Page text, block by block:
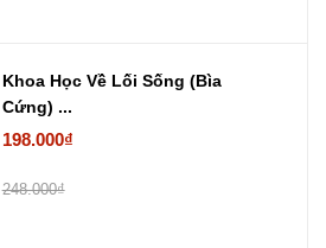
Khoa Học Về Lối Sống (Bìa
Cứng) ...
198.000₫
248.000₫